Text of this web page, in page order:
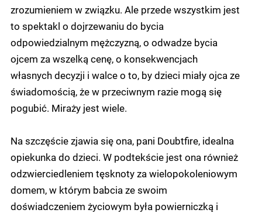
zrozumieniem w związku. Ale przede wszystkim jest
to spektakl o dojrzewaniu do bycia
odpowiedzialnym mężczyzną, o odwadze bycia
ojcem za wszelką cenę, o konsekwencjach
własnych decyzji i walce o to, by dzieci miały ojca ze
świadomością, że w przeciwnym razie mogą się
pogubić. Miraży jest wiele.
Na szczęście zjawia się ona, pani Doubtfire, idealna
opiekunka do dzieci. W podtekście jest ona również
odzwierciedleniem tęsknoty za wielopokoleniowym
domem, w którym babcia ze swoim
doświadczeniem życiowym była powierniczką i